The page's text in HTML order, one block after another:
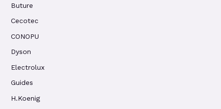
Buture
Cecotec
CONOPU
Dyson
Electrolux
Guides
H.Koenig